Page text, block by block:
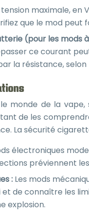
tension maximale, en
que le mod
(pour les mods
ce courant
la résistance, selon
monde de la
de les
La sécurité
électroniques
préviennent
: Les mods
de connaître les
explosion.